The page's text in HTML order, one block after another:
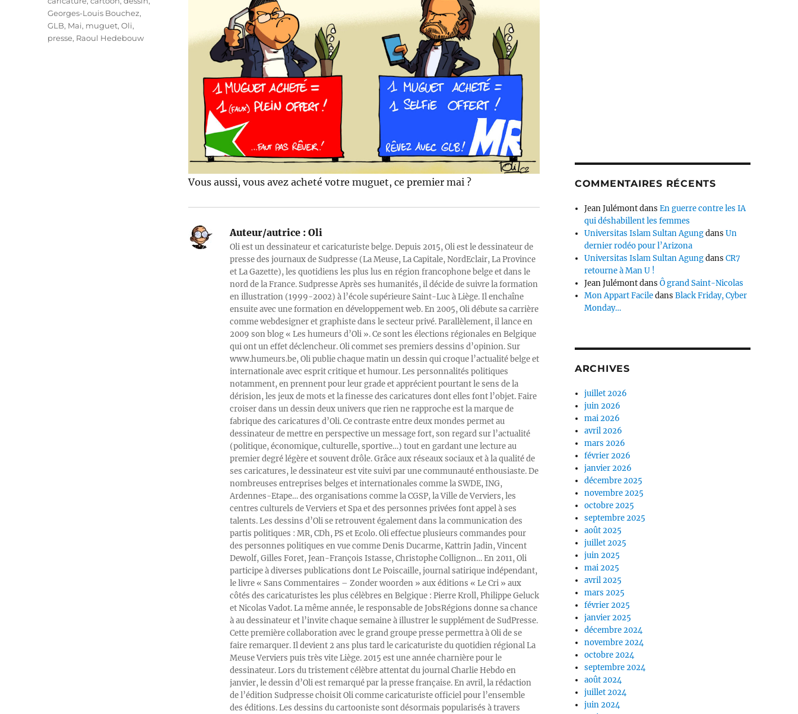
Vous aussi, vous avez acheté votre muguet, ce premier mai ?
Auteur/autrice :Oli
Oli est un dessinateur et caricaturiste belge. Depuis 2015, Oli est le dessinateur de
presse des journaux de Sudpresse (La Meuse, La Capitale, NordEclair, La Province
et La Gazette), les quotidiens les plus lus en région francophone belge et dans le
nord de la France. Sudpresse Après ses humanités, il décide de suivre la formation
en illustration (1999-2002) à l’école supérieure Saint-Luc à Liège. Il enchaîne
ensuite avec une formation en développement web. En 2005, Oli débute sa carrière
comme webdesigner et graphiste dans le secteur privé. Parallèlement, il lance en
2009 son blog « Les humeurs d’Oli ». Ce sont les élections régionales en Belgique
qui ont un effet déclencheur. Oli commet ses premiers dessins d’opinion. Sur
www.humeurs.be, Oli publie chaque matin un dessin qui croque l’actualité belge et
internationale avec esprit critique et humour. Les personnalités politiques
notamment, en prennent pour leur grade et apprécient pourtant le sens de la
dérision, les jeux de mots et la finesse des caricatures dont elles font l’objet. Faire
croiser dans un dessin deux univers que rien ne rapproche est la marque de
fabrique des caricatures d’Oli. Ce contraste entre deux mondes permet au
dessinateur de mettre en perspective un message fort, son regard sur l’actualité
(politique, économique, culturelle, sportive…) tout en gardant une lecture au
premier degré légère et souvent drôle. Grâce aux réseaux sociaux et à la qualité de
ses caricatures, le dessinateur est vite suivi par une communauté enthousiaste. De
nombreuses entreprises belges et internationales comme la SWDE, ING,
Ardennes-Etape… des organisations comme la CGSP, la Ville de Verviers, les
centres culturels de Verviers et Spa et des personnes privées font appel à ses
talents. Les dessins d’Oli se retrouvent également dans la communication des
partis politiques : MR, CDh, PS et Ecolo. Oli effectue plusieurs commandes pour
des personnes politiques en vue comme Denis Ducarme, Kattrin Jadin, Vincent
Dewolf, Gilles Foret, Jean-François Istasse, Christophe Collignon… En 2011, Oli
participe à diverses publications dont Le Poiscaille, journal satirique indépendant,
le livre « Sans Commentaires – Zonder woorden » aux éditions « Le Cri » aux
côtés des caricaturistes les plus célèbres en Belgique : Pierre Kroll, Philippe Geluck
et Nicolas Vadot. La même année, le responsable de JobsRégions donne sa chance
à au dessinateur et l’invite chaque semaine à illustrer le supplément de SudPresse.
Cette première collaboration avec le grand groupe presse permettra à Oli de se
faire remarquer. Il devient 2 ans plus tard le caricaturiste du quotidien régional La
Meuse Verviers puis très vite Liège. 2015 est une année charnière pour le
dessinateur. Lors du tristement célèbre attentat du journal Charlie Hebdo en
janvier, le dessin d’Oli est remarqué par la presse française. En avril, la rédaction
de l’édition Sudpresse choisit Oli comme caricaturiste officiel pour l’ensemble
des éditions. Les dessins du cartooniste sont désormais popularisés à travers
Georges-Louis Bouchez,
GLB, Mai, muguet,Oli,
presse, Raoul Hedebouw
COMMENTAIRES RÉCENTS
Jean JulémontdansEn guerre contre les IA
qui déshabillent les femmes
Universitas Islam Sultan AgungdansUn
dernier rodéo pour l’Arizona
Universitas Islam Sultan AgungdansCR7
retourne à Man U !
Jean JulémontdansÔ grand Saint-Nicolas
Mon Appart FaciledansBlack Friday, Cyber
Monday…
ARCHIVES
juillet 2026
juin 2026
mai 2026
avril 2026
mars 2026
février 2026
janvier 2026
décembre 2025
novembre 2025
octobre 2025
septembre 2025
août 2025
juillet 2025
juin 2025
mai 2025
avril 2025
mars 2025
février 2025
janvier 2025
décembre 2024
novembre 2024
octobre 2024
septembre 2024
août 2024
juillet 2024
juin 2024